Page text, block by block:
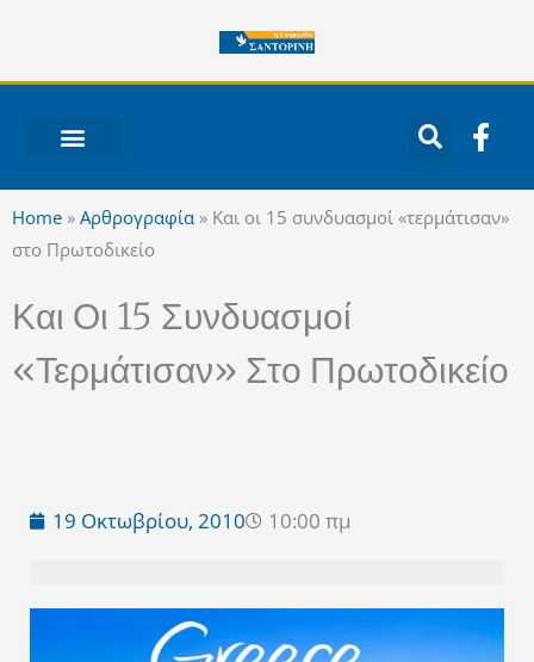
περιεχόμενο
F
a
e
b
-
f
Home » Αρθρογραφία » Και οι 15 συνδυασμοί «τερμάτισαν»
στο Πρωτοδικείο
Και Οι 15 Συνδυασμοί
«τερμάτισαν» Στο Πρωτοδικείο
19 Οκτωβρίου, 2010 10:00 πμ